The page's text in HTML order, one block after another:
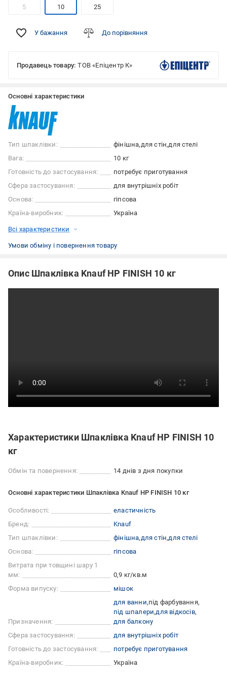
5 10 25
У бажання До порівняння
Продавець товару: ТОВ «Епіцентр К»
Основні характеристики
Тип шпаклівки: фінішна для стін для стелі
Вага:
10 кг
Готовність до застосування:
потребує приготування
Сфера застосування:
для внутрішніх робіт
Основа:
гіпсова
Країна-виробник:
Україна
Всі характеристики
Умови обміну і повернення товару
Опис Шпаклівка Knauf НР FINISH 10 кг
Характеристики Шпаклівка Knauf НР FINISH 10
кг
Обмін та повернення: 14 днів з дня покупки
Основні характеристики Шпаклівка Knauf НР FINISH 10 кг
Особливості:
еластичність
Бренд:
Knauf
Тип шпаклівки:
фінішна для стін для стелі
Основа:
гіпсова
Витрата при товщині шару 1
мм:
0,9 кг/кв.м
Форма випуску:
мішок
Призначення:
для ванни під фарбування
під шпалери для відкосів
для балкону
Сфера застосування:
для внутрішніх робіт
Готовність до застосування:
потребує приготування
Країна-виробник:
Україна